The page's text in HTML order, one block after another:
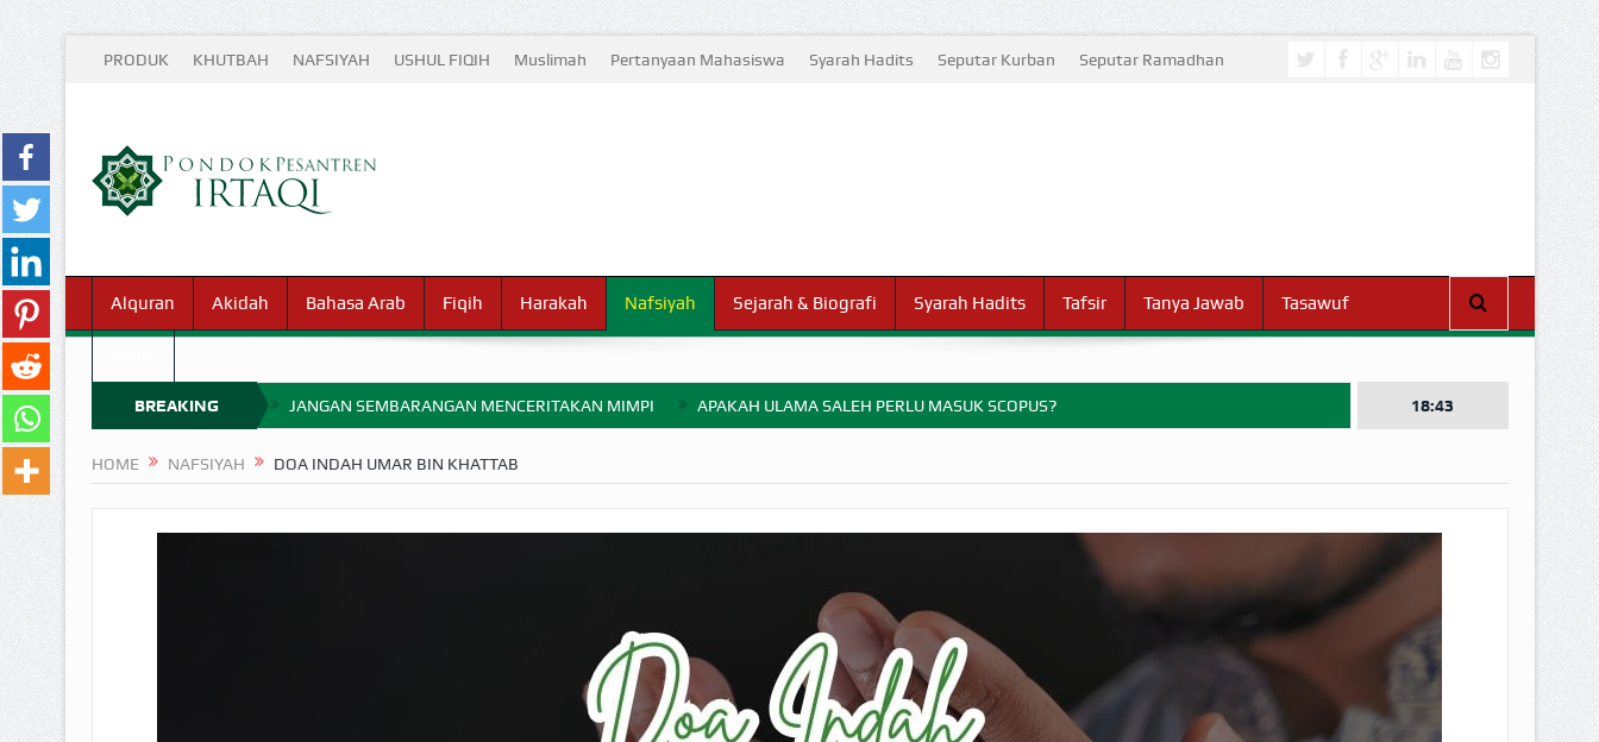
PRODUK KHUTBAH NAFSIYAH USHUL FIQIH Muslimah Pertanyaan Mahasiswa Syarah Hadits Seputar Kurban Seputar Ramadhan
Alquran Akidah Bahasa Arab Fiqih Harakah Nafsiyah Sejarah & Biografi Syarah Hadits Tafsir Tanya Jawab Tasawuf
BREAKING
NEWS
JANGAN SEMBARANGAN MENCERITAKAN MIMPI APAKAH ULAMA SALEH PERLU MASUK SCOPUS?
UANG HARAM BISA MENJADI HALAL JIKA SEBAB KEPEMILIKANNYA BERUBAH
HUKUM MEMBAYAR ZAKAT DENGAN CARA MENGANGSUR
HUKUM MEMBAYAR ZAKAT KEPADA KERABAT SENDIRI
18:43
HOME NAFSIYAH DOA INDAH UMAR BIN KHATTAB